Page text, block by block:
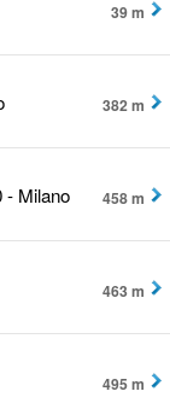
39 m
382 m
- Milano
458 m
463 m
495 m